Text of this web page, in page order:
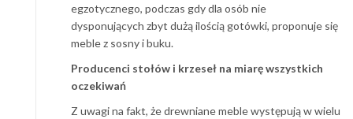
egzotycznego, podczas gdy dla osób nie
dysponujących zbyt dużą ilością gotówki, proponuje się
meble z sosny i buku.
Producenci stołów i krzeseł na miarę wszystkich
oczekiwań
Z uwagi na fakt, że drewniane meble występują w wielu